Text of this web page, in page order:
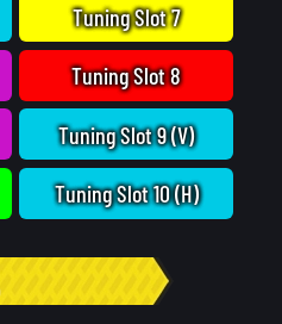
Tuning Slot 7
Tuning Slot 8
Tuning Slot 9 (V)
Tuning Slot 10 (H)